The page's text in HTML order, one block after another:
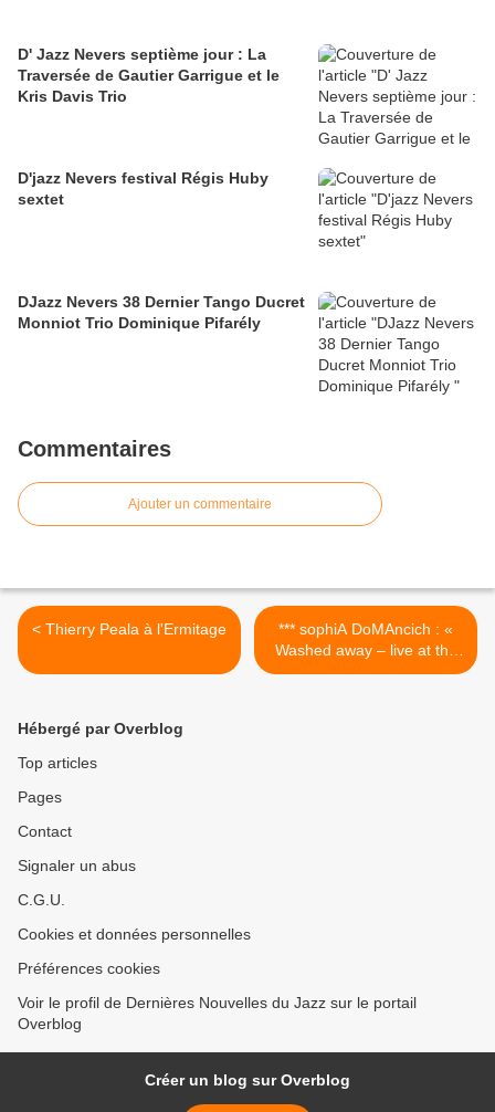
D' Jazz Nevers septième jour : La
Traversée de Gautier Garrigue et le
Kris Davis Trio
D'jazz Nevers festival Régis Huby
sextet
DJazz Nevers 38 Dernier Tango Ducret
Monniot Trio Dominique Pifarély
Commentaires
Ajouter un commentaire
< Thierry Peala à l'Ermitage
*** sophiA DoMAncich : «
Washed away – live at the
Sunside » >
Hébergé par Overblog
Top articles
Pages
Contact
Signaler un abus
C.G.U.
Cookies et données personnelles
Préférences cookies
Voir le profil de Dernières Nouvelles du Jazz sur le portail
Overblog
Créer un blog sur Overblog